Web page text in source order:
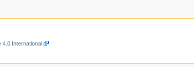
4.0 International